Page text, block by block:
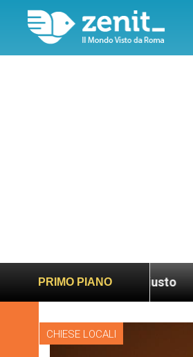
PRIMO PIANO
sano e giusto LEV:
CHIESE LOCALI